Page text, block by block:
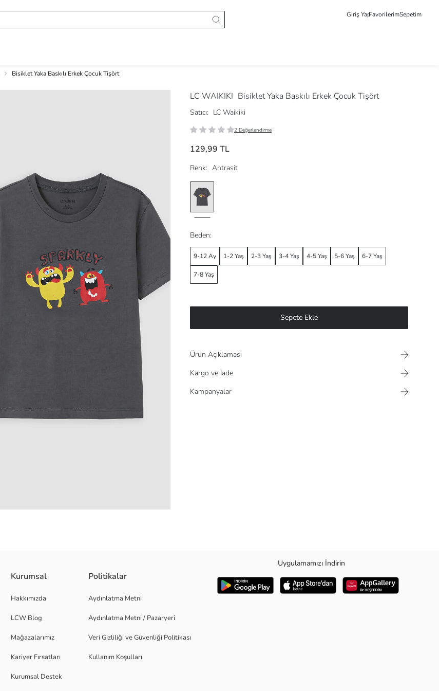
Giriş YapFavorilerimSepetim
Bisiklet Yaka Baskılı Erkek Çocuk Tişört
LC WAIKIKI Bisiklet Yaka Baskılı Erkek Çocuk Tişört
Satıcı: LC Waikiki
2 Değerlendirme
129,99 TL
Renk: Antrasit
Beden:
9-12 Ay 1-2 Yaş 2-3 Yaş 3-4 Yaş 4-5 Yaş 5-6 Yaş 6-7 Yaş
7-8 Yaş
Sepete Ekle
Ürün Açıklaması
Kargo ve İade
Kampanyalar
Kurumsal
Hakkımızda
LCW Blog
Mağazalarımız
Kariyer Fırsatları
Kurumsal Destek
Politikalar
Aydınlatma Metni
Aydınlatma Metni / Pazaryeri
Veri Gizliliği ve Güvenliği Politikası
Kullanım Koşulları
Uygulamamızı İndirin